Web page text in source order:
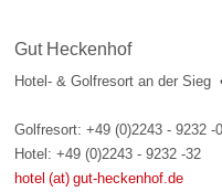
Gut Heckenhof
Hotel- & Golfresort an der
Golfresort: +49 (0)2243 - 9232 -0
Hotel: +49 (0)2243 - 9232 -32
hotel (at) gut-heckenhof.de